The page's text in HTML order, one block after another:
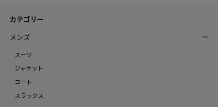
カテゴリー
メンズ
スーツ
ジャケット
コート
スラックス